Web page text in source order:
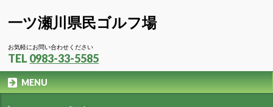
一ツ瀬川県民ゴルフ場
お気軽にお問い合わせください
TEL 0983-33-5585
MENU